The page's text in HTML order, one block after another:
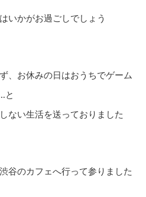
いかがお過ごしでしょう
、お休みの日はおうちでゲーム
と
ない生活を送っておりました
谷のカフェへ行って参りました